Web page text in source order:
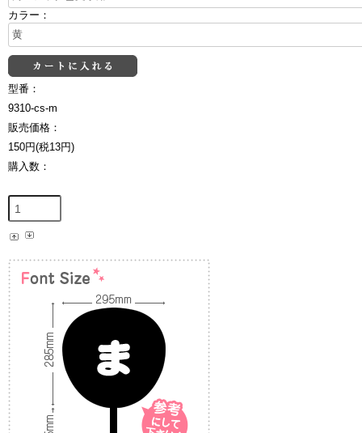
カラー：
型番：
9310-cs-m
販売価格：
150円(税13円)
購入数：